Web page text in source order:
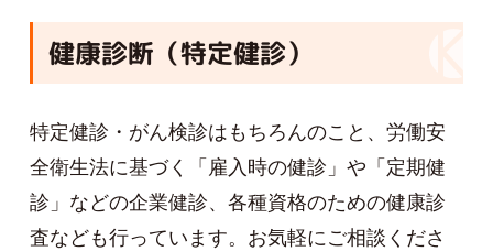
健康診断（特定健診）
特定健診・がん検診はもちろんのこと、労働安
全衛生法に基づく「雇入時の健診」や「定期健
診」などの企業健診、各種資格のための健康診
査なども行っています。お気軽にご相談くださ